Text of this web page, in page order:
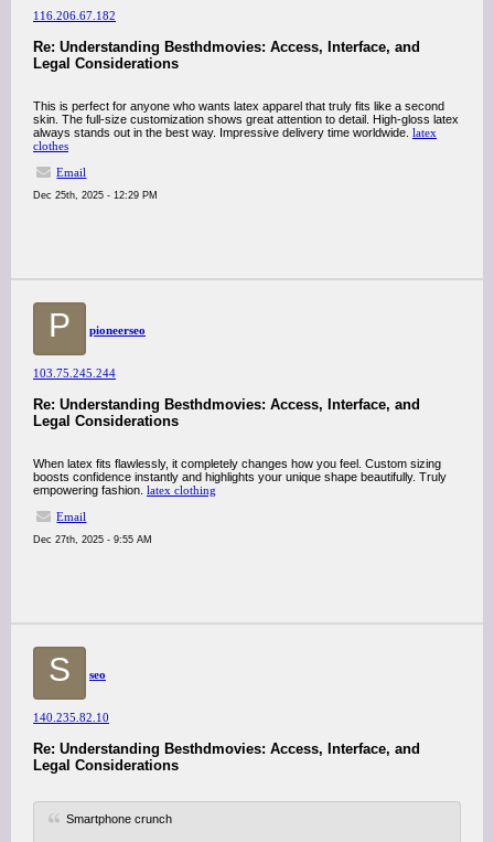
116.206.67.182
Re: Understanding Besthdmovies: Access, Interface, and
Legal Considerations
This is perfect for anyone who wants latex apparel that truly fits like a second
skin. The full-size customization shows great attention to detail. High-gloss latex
always stands out in the best way. Impressive delivery time worldwide. latex
clothes
Email
Dec 25th, 2025 - 12:29 PM
P pioneerseo
103.75.245.244
Re: Understanding Besthdmovies: Access, Interface, and
Legal Considerations
When latex fits flawlessly, it completely changes how you feel. Custom sizing
boosts confidence instantly and highlights your unique shape beautifully. Truly
empowering fashion. latex clothing
Email
Dec 27th, 2025 - 9:55 AM
S seo
140.235.82.10
Re: Understanding Besthdmovies: Access, Interface, and
Legal Considerations
Smartphone crunch